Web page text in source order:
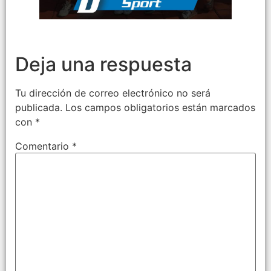
Deja una respuesta
Tu dirección de correo electrónico no será
publicada. Los campos obligatorios están marcados
con *
Comentario *